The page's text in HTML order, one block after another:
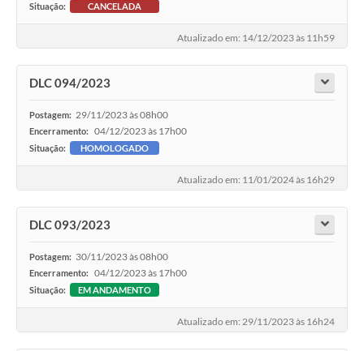
Situação: CANCELADA
Atualizado em: 14/12/2023 às 11h59
DLC 094/2023
Postagem: 29/11/2023 às 08h00
Encerramento: 04/12/2023 às 17h00
Situação: HOMOLOGADO
Atualizado em: 11/01/2024 às 16h29
DLC 093/2023
Postagem: 30/11/2023 às 08h00
Encerramento: 04/12/2023 às 17h00
Situação: EM ANDAMENTO
Atualizado em: 29/11/2023 às 16h24